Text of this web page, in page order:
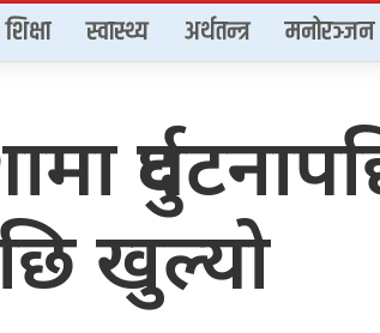
शिक्षा स्वास्थ्य अर्थतन्त्र मनोरञ्जन
खुल्यो